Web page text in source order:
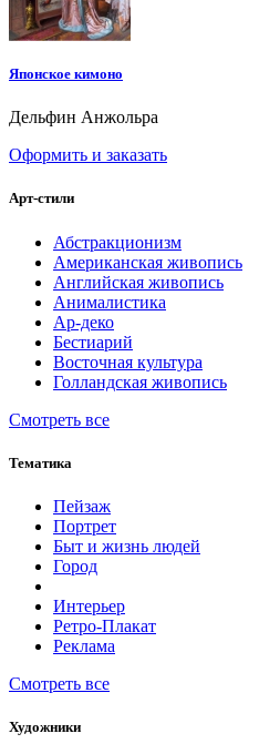
Японское кимоно
Дельфин Анжольра
Оформить и заказать
Арт-стили
Абстракционизм
Американская живопись
Английская живопись
Анималистика
Ар-деко
Бестиарий
Восточная культура
Голландская живопись
Смотреть все
Тематика
Пейзаж
Портрет
Быт и жизнь людей
Город
Интерьер
Ретро-Плакат
Реклама
Смотреть все
Художники